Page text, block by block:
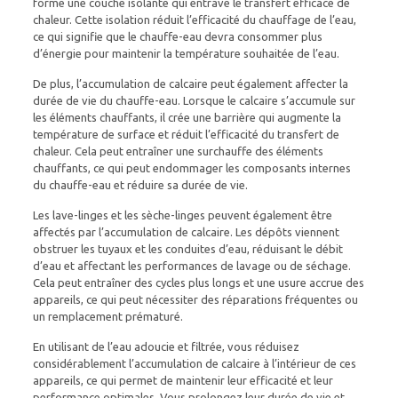
forme une couche isolante qui entrave le transfert efficace de
chaleur. Cette isolation réduit l’efficacité du chauffage de l’eau,
ce qui signifie que le chauffe-eau devra consommer plus
d’énergie pour maintenir la température souhaitée de l’eau.
De plus, l’accumulation de calcaire peut également affecter la
durée de vie du chauffe-eau. Lorsque le calcaire s’accumule sur
les éléments chauffants, il crée une barrière qui augmente la
température de surface et réduit l’efficacité du transfert de
chaleur. Cela peut entraîner une surchauffe des éléments
chauffants, ce qui peut endommager les composants internes
du chauffe-eau et réduire sa durée de vie.
Les lave-linges et les sèche-linges peuvent également être
affectés par l’accumulation de calcaire. Les dépôts viennent
obstruer les tuyaux et les conduites d’eau, réduisant le débit
d’eau et affectant les performances de lavage ou de séchage.
Cela peut entraîner des cycles plus longs et une usure accrue des
appareils, ce qui peut nécessiter des réparations fréquentes ou
un remplacement prématuré.
En utilisant de l’eau adoucie et filtrée, vous réduisez
considérablement l’accumulation de calcaire à l’intérieur de ces
appareils, ce qui permet de maintenir leur efficacité et leur